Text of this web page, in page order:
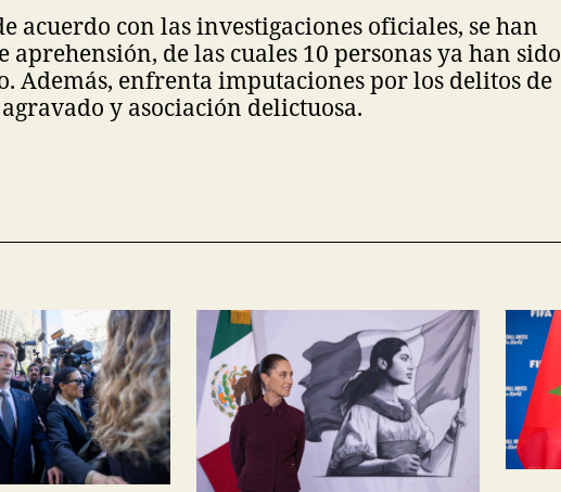
acuerdo con las investigaciones oficiales, se han
aprehensión, de las cuales 10 personas ya han sido
Además, enfrenta imputaciones por los delitos de
y asociación delictuosa.